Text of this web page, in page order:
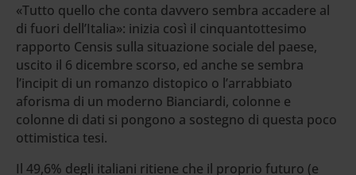
«Tutto quello che conta davvero sembra accadere al
di fuori dell’Italia»: inizia così il cinquantottesimo
rapporto Censis sulla situazione sociale del paese,
uscito il 6 dicembre scorso, ed anche se sembra
l’incipit di un romanzo distopico o l’arrabbiato
aforisma di un moderno Bianciardi, colonne e
colonne di dati si pongono a sostegno di questa poco
ottimistica tesi.
Il 49,6% degli italiani ritiene che il proprio futuro (e